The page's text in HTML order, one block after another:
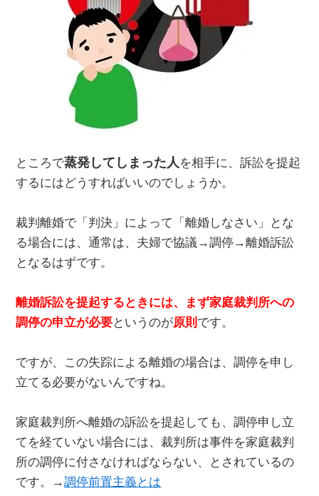
ところで蒸発してしまった人 を相手に、訴訟を提起
するにはどうすればいいのでしょうか。
裁判離婚で「判決」によって「離婚しなさい」とな
る場合には、通常は、夫婦で協議→調停→離婚訴訟
となるはずです。
離婚訴訟を提起するときには、まず家庭裁判所への
調停の申立が必要というのが原則 です。
ですが、この失踪による離婚の場合は、調停を申し
立てる必要がないんですね。
家庭裁判所へ離婚の訴訟を提起しても、調停申し立
てを経ていない場合には、裁判所は事件を家庭裁判
所の調停に付さなければならない、とされているの
です。→調停前置主義とは